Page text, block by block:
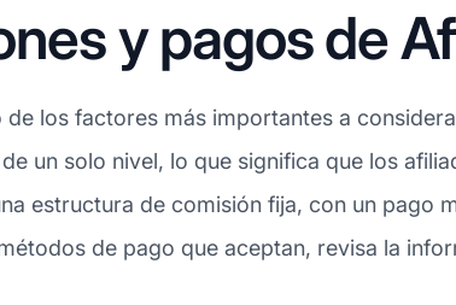
y pagos de
de los factores más importantes a
de un solo nivel, lo que significa que los
estructura de comisión fija, con un pago
de pago que aceptan, revisa la